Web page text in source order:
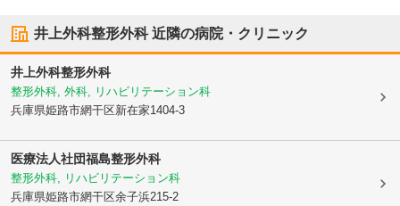
井上外科整形外科近隣の病院・クリニック
井上外科整形外科
整形外科, 外科, リハビリテーション科
兵庫県姫路市網干区新在家1404-3
医療法人社団福島整形外科
整形外科, リハビリテーション科
兵庫県姫路市網干区余子浜215-2